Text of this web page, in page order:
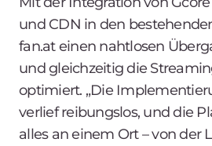
und CDN in den
fan.at einen nahtlosen
und gleichzeitig die
optimiert. „Die
verlief reibungslos, und die
alles an einem Ort – von der